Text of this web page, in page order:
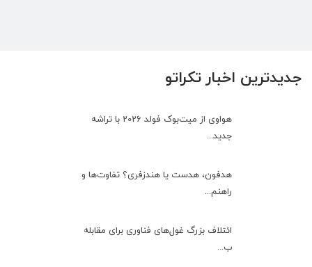
جدیدترین اخبار تکراتو
هواوی از میت‌بوک فولد 2026 با تراشه
جدید...
هدفون، هدست یا هندزفری؟ تفاوت‌ها و
راهنم...
ائتلاف بزرگ غول‌های فناوری برای مقابله
ب...